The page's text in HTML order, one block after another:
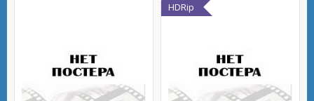
HDRip